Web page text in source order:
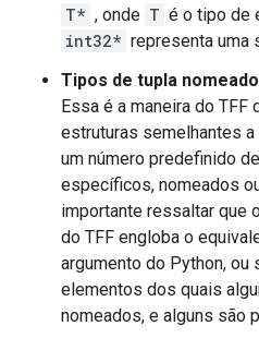
T* , onde T é o tipo de
int32* representa uma
Tipos de tupla
Essa é a maneira do TFF
estruturas semelhantes
um número predefinido de
específicos, nomeados
importante ressaltar que
do TFF engloba o
argumento do Python, ou
elementos dos quais
nomeados, e alguns são